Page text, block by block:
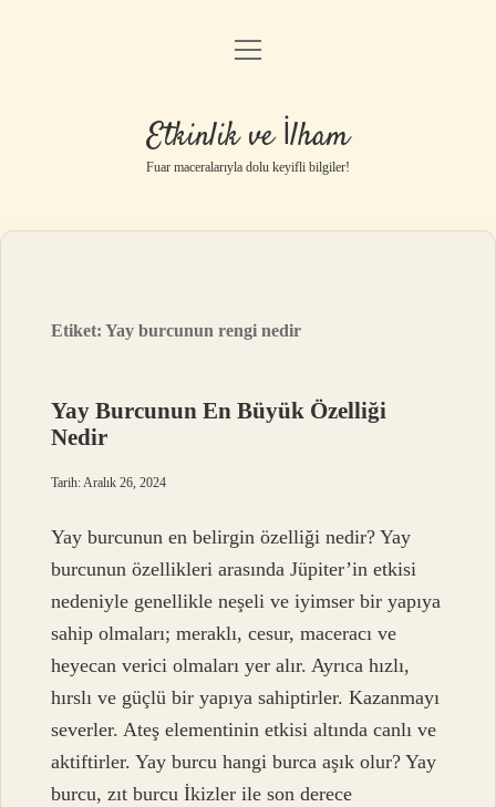
Anasayfa
Gizlilik Politikası
Yasal Uyarı
menüyü
Etkinlik ve İlham
Fuar maceralarıyla dolu keyifli bilgiler!
Etiket:Yay burcunun rengi nedir
Yay Burcunun En Büyük Özelliği
Nedir
Tarih: Aralık 26, 2024
Yay burcunun en belirgin özelliği nedir? Yay
burcunun özellikleri arasında Jüpiter’in etkisi
nedeniyle genellikle neşeli ve iyimser bir yapıya
sahip olmaları; meraklı, cesur, maceracı ve
heyecan verici olmaları yer alır. Ayrıca hızlı,
hırslı ve güçlü bir yapıya sahiptirler. Kazanmayı
severler. Ateş elementinin etkisi altında canlı ve
aktiftirler. Yay burcu hangi burca aşık olur? Yay
burcu, zıt burcu İkizler ile son derece